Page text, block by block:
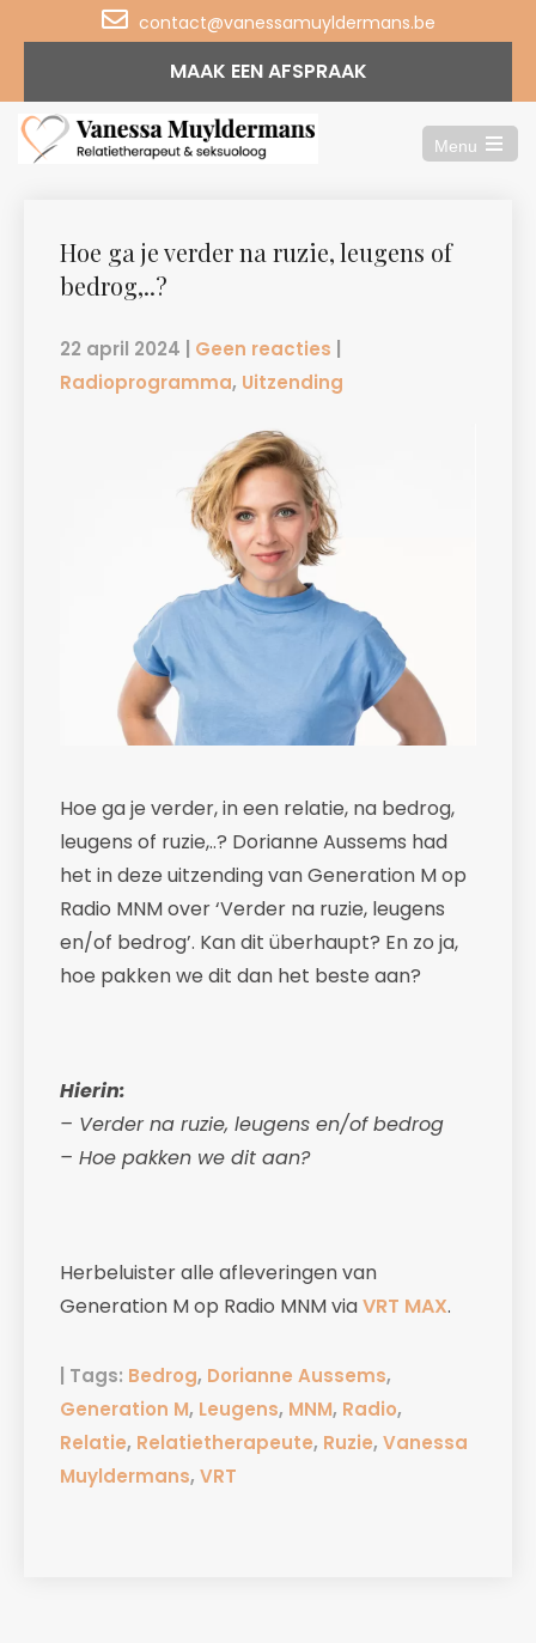
contact@vanessamuyldermans.be
MAAK EEN AFSPRAAK
Menu
Open
Hoe ga je verder na ruzie, leugens of
bedrog,..?
22 april 2024 | Geen reacties |
Radioprogramma, Uitzending
Hoe ga je verder, in een relatie, na bedrog,
leugens of ruzie,..? Dorianne Aussems had
het in deze uitzending van Generation M op
Radio MNM over ‘Verder na ruzie, leugens
en/of bedrog’. Kan dit überhaupt? En zo ja,
hoe pakken we dit dan het beste aan?
Hierin:
– Verder na ruzie, leugens en/of bedrog
– Hoe pakken we dit aan?
Herbeluister alle afleveringen van
Generation M op Radio MNM viaVRT MAX.
| Tags: Bedrog, Dorianne Aussems,
Generation M, Leugens, MNM, Radio,
Relatie, Relatietherapeute, Ruzie, Vanessa
Muyldermans, VRT